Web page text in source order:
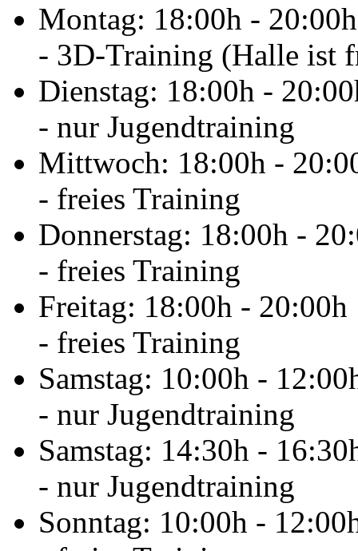
Montag: 18:00h - 20:00h
- 3D-Training (Halle ist
Dienstag: 18:00h -
- nur Jugendtraining
Mittwoch: 18:00h -
- freies Training
Donnerstag: 18:00h -
- freies Training
Freitag: 18:00h - 20:00h
- freies Training
Samstag: 10:00h -
- nur Jugendtraining
Samstag: 14:30h -
- nur Jugendtraining
Sonntag: 10:00h -